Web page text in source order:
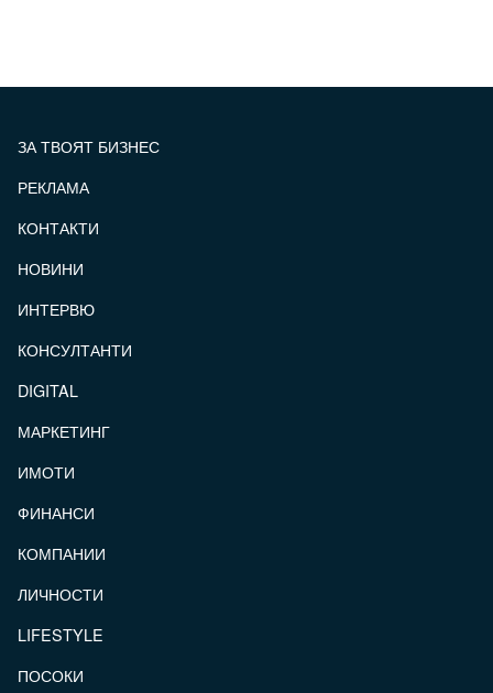
ЗА ТВОЯТ БИЗНЕС
РЕКЛАМА
КОНТАКТИ
НОВИНИ
ИНТЕРВЮ
КОНСУЛТАНТИ
DIGITAL
МАРКЕТИНГ
ИМОТИ
ФИНАНСИ
КОМПАНИИ
ЛИЧНОСТИ
LIFESTYLE
ПОСОКИ